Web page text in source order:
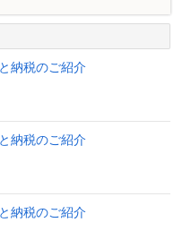
納税のご紹介
納税のご紹介
納税のご紹介